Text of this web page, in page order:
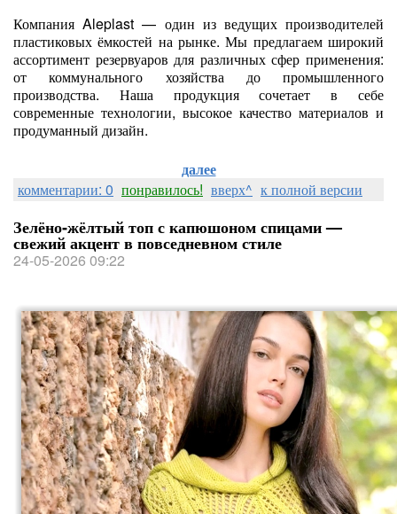
Компания Aleplast — один из ведущих производителей
пластиковых ёмкостей на рынке. Мы предлагаем широкий
ассортимент резервуаров для различных сфер применения:
от коммунального хозяйства до промышленного
производства. Наша продукция сочетает в себе
современные технологии, высокое качество материалов и
продуманный дизайн.
далее
комментарии: 0 понравилось! вверх^ к полной версии
Зелёно‑жёлтый топ с капюшоном спицами —
свежий акцент в повседневном стиле
24-05-2026 09:22